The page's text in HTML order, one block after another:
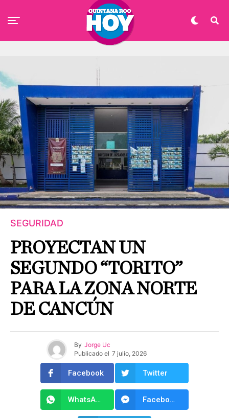
SEGURIDAD
PROYECTAN UN
SEGUNDO “TORITO”
PARA LA ZONA NORTE
DE CANCÚN
By Jorge Uc
Publicado el 7 julio, 2026
Facebook Twitter
WhatsApp Facebook Messenger